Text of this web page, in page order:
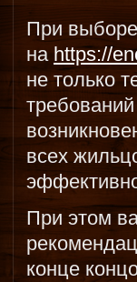
При выборе
наhttps://
не только
всех
При этом
конце